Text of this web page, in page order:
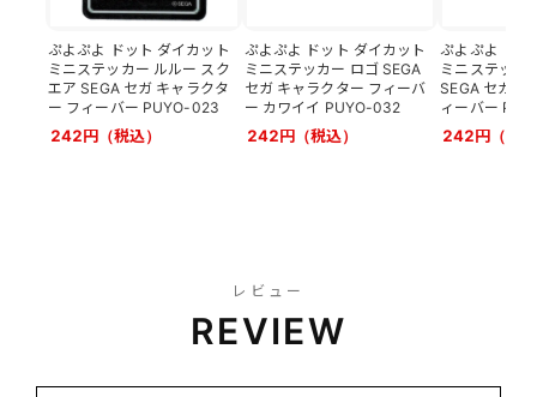
ぷよぷよ ドット ダイカット
ミニステッカー ルルー スク
エア SEGA セガ キャラクタ
ー フィーバー PUYO-023
242円（税込）
ぷよぷよ ドット ダイカット
ミニステッカー ロゴ SEGA
セガ キャラクター フィーバ
ー カワイイ PUYO-032
242円（税込）
ぷよぷよ ドッ
ミニステッカ
SEGA セガ キ
ィーバー
242円（税
レビュー
REVIEW